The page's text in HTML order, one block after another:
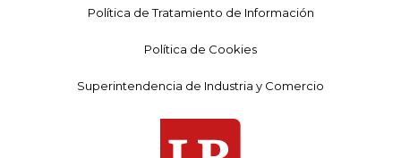
Política de Tratamiento de Información
Política de Cookies
Superintendencia de Industria y Comercio